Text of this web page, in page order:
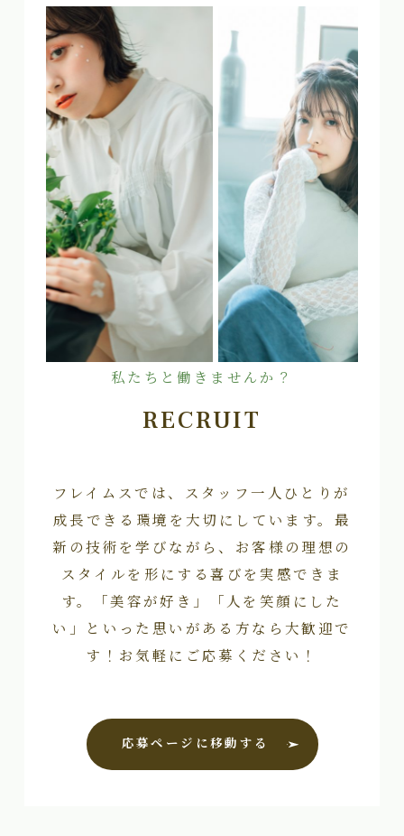
私たちと働きませんか？
RECRUIT
フレイムスでは、スタッフ一人ひとりが
成長できる環境を大切にしています。最
新の技術を学びながら、お客様の理想の
スタイルを形にする喜びを実感できま
す。「美容が好き」「人を笑顔にした
い」といった思いがある方なら大歓迎で
す！お気軽にご応募ください！
応募ページに移動する